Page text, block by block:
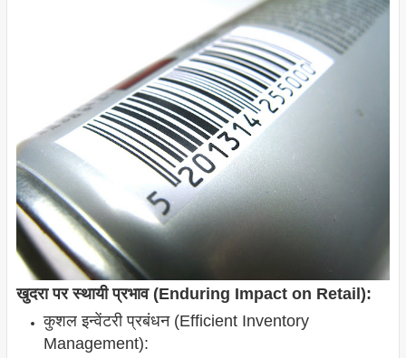
खुदरा पर स्थायी प्रभाव (Enduring Impact on Retail):
कुशल इन्वेंटरी प्रबंधन (Efficient Inventory
Management):